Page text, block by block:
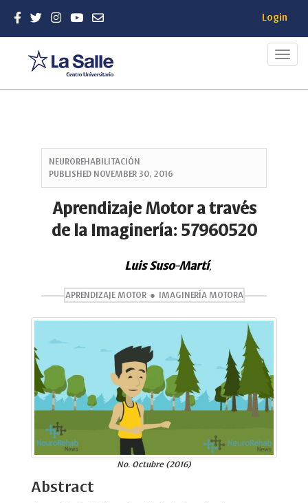
Navigation
Login
NEUROREHABILITACIÓN
PUBLISHED NOVEMBER 30, 2016
Aprendizaje Motor a través
de la Imaginería: 57960520
Luis Suso-Martí,
APRENDIZAJE MOTOR IMAGINERÍA MOTORA
No. Octubre (2016)
Abstract